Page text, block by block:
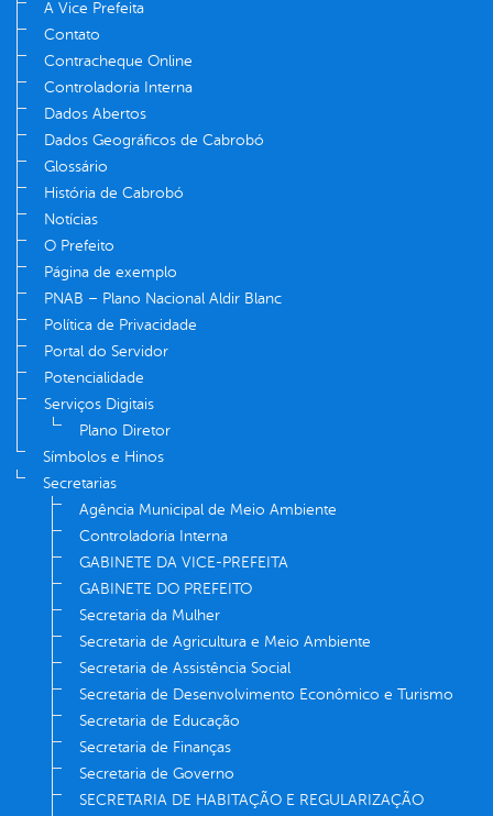
A Vice Prefeita
Contato
Contracheque Online
Controladoria Interna
Dados Abertos
Dados Geográficos de Cabrobó
Glossário
História de Cabrobó
Notícias
O Prefeito
Página de exemplo
PNAB – Plano Nacional Aldir Blanc
Política de Privacidade
Portal do Servidor
Potencialidade
Serviços Digitais
Plano Diretor
Símbolos e Hinos
Secretarias
Agência Municipal de Meio Ambiente
Controladoria Interna
GABINETE DA VICE-PREFEITA
GABINETE DO PREFEITO
Secretaria da Mulher
Secretaria de Agricultura e Meio Ambiente
Secretaria de Assistência Social
Secretaria de Desenvolvimento Econômico e Turismo
Secretaria de Educação
Secretaria de Finanças
Secretaria de Governo
SECRETARIA DE HABITAÇÃO E REGULARIZAÇÃO